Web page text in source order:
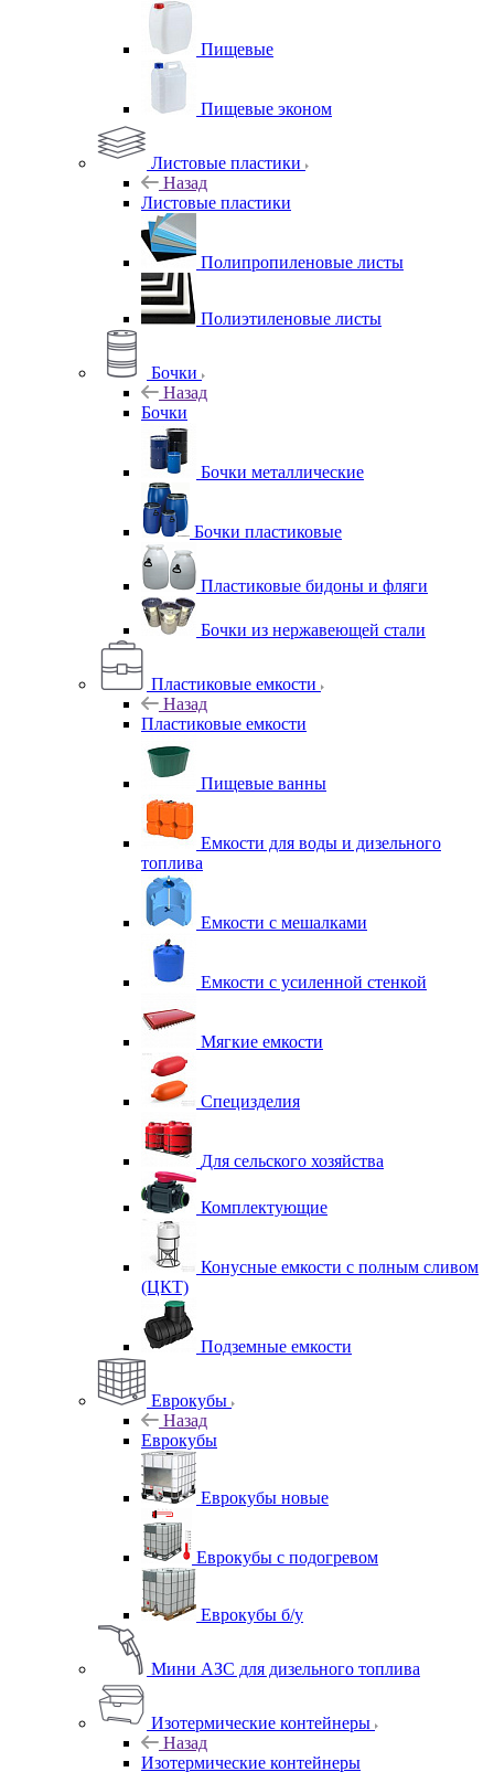
Пищевые
Пищевые эконом
Листовые пластики
Назад
Листовые пластики
Полипропиленовые листы
Полиэтиленовые листы
Бочки
Назад
Бочки
Бочки металлические
Бочки пластиковые
Пластиковые бидоны и фляги
Бочки из нержавеющей стали
Пластиковые емкости
Назад
Пластиковые емкости
Пищевые ванны
Емкости для воды и дизельного
топлива
Емкости с мешалками
Емкости с усиленной стенкой
Мягкие емкости
Специзделия
Для сельского хозяйства
Комплектующие
Конусные емкости с полным сливом
(ЦКТ)
Подземные емкости
Еврокубы
Назад
Еврокубы
Еврокубы новые
Еврокубы с подогревом
Еврокубы б/у
Мини АЗС для дизельного топлива
Изотермические контейнеры
Назад
Изотермические контейнеры